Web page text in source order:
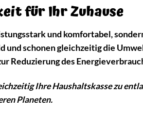
für Ihr Zuhause
und komfortabel,
und schonen gleichzeitig die
Reduzierung des
Ihre Haushaltskasse zu
Planeten.